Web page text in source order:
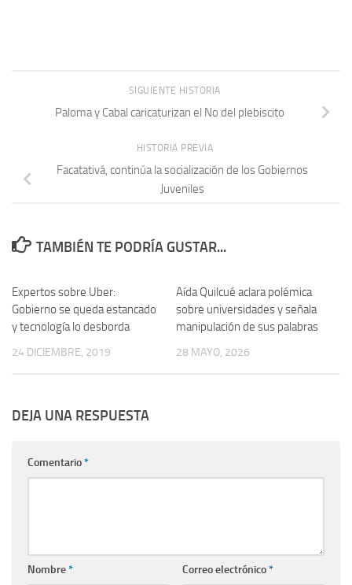
SIGUIENTE HISTORIA
Paloma y Cabal caricaturizan el No del plebiscito
HISTORIA PREVIA
Facatativá, continúa la socialización de los Gobiernos
Juveniles
TAMBIÉN TE PODRÍA GUSTAR...
Expertos sobre Uber:
Gobierno se queda estancado
y tecnología lo desborda
24 DICIEMBRE, 2019
Aída Quilcué aclara polémica
sobre universidades y señala
manipulación de sus palabras
28 MAYO, 2026
DEJA UNA RESPUESTA
Comentario*
Nombre* Correo electrónico*